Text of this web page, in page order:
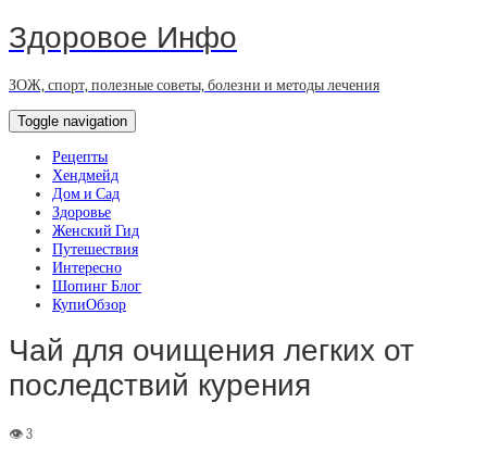
Здоровое Инфо
ЗОЖ, спорт, полезные советы, болезни и методы лечения
Toggle navigation
Рецепты
Хендмейд
Дом и Сад
Здоровье
Женский Гид
Путешествия
Интересно
Шопинг Блог
КупиОбзор
Чай для очищения легких от
последствий курения